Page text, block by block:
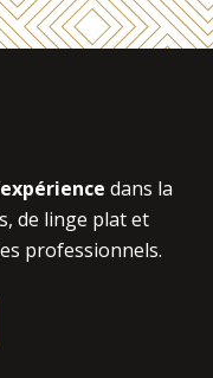
dans la
de linge plat et
professionnels.